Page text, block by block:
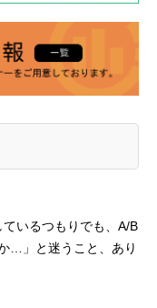
いるつもりでも、A/B
…」と迷うこと、あり